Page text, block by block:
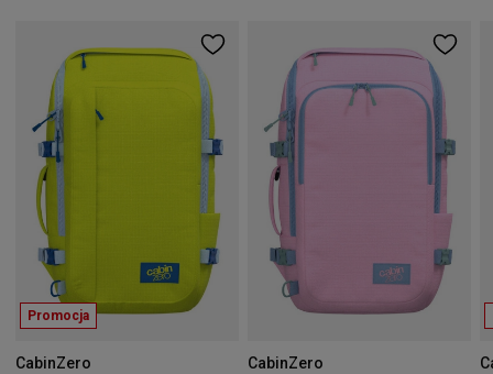
Promocja
CabinZero
CabinZero